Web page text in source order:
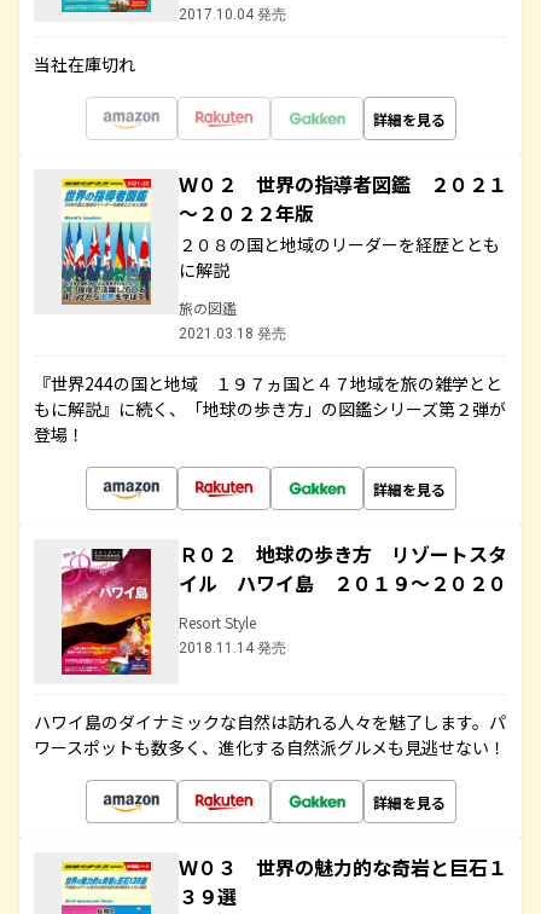
2017.10.04 発売
当社在庫切れ
詳細を見る
Ｗ０２ 世界の指導者図鑑 ２０２１
～２０２２年版
２０８の国と地域のリーダーを経歴ととも
に解説
旅の図鑑
2021.03.18 発売
『世界244の国と地域 １９７ヵ国と４７地域を旅の雑学とと
もに解説』に続く、「地球の歩き方」の図鑑シリーズ第２弾が
登場！
詳細を見る
Ｒ０２ 地球の歩き方 リゾートスタ
イル ハワイ島 ２０１９～２０２０
Resort Style
2018.11.14 発売
ハワイ島のダイナミックな自然は訪れる人々を魅了します。パ
ワースポットも数多く、進化する自然派グルメも見逃せない！
詳細を見る
Ｗ０３ 世界の魅力的な奇岩と巨石１
３９選